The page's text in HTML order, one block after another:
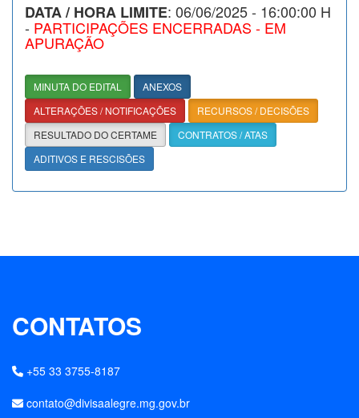
DATA / HORA LIMITE: 06/06/2025 - 16:00:00 H
- PARTICIPAÇÕES ENCERRADAS - EM
APURAÇÃO
MINUTA DO EDITAL
ANEXOS
ALTERAÇÕES / NOTIFICAÇÕES
RECURSOS / DECISÕES
RESULTADO DO CERTAME
CONTRATOS / ATAS
ADITIVOS E RESCISÕES
CONTATOS
+55 33 3755-8187
contato@divisaalegre.mg.gov.br